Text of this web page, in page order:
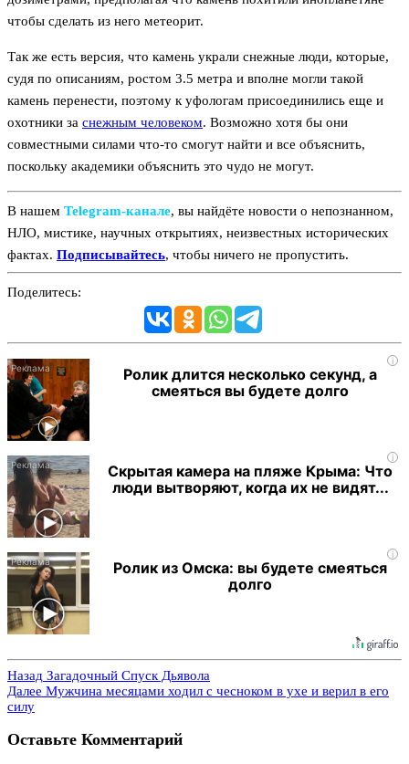
чтобы сделать из него метеорит.
Так же есть версия, что камень украли снежные люди, которые,
судя по описаниям, ростом 3.5 метра и вполне могли такой
камень перенести, поэтому к уфологам присоединились еще и
охотники за снежным человеком. Возможно хотя бы они
совместными силами что-то смогут найти и все объяснить,
поскольку академики объяснить это чудо не могут.
В нашем Telegram‑канале, вы найдёте новости о непознанном,
НЛО, мистике, научных открытиях, неизвестных исторических
фактах. Подписывайтесь, чтобы ничего не пропустить.
Поделитесь:
i
Ролик длится несколько секунд, а
смеяться вы будете долго
i
Скрытая камера на пляже Крыма: Что
люди вытворяют, когда их не видят...
i
Ролик из Омска: вы будете смеяться
долго
Назад Загадочный Спуск Дьявола
Далее Мужчина месяцами ходил с чесноком в ухе и верил в его
силу
Оставьте Комментарий